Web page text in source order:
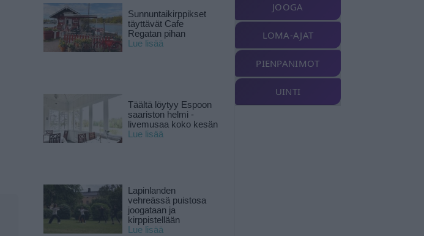
Sunnuntaikirppikset
täyttävät Cafe
Regatan pihan
Lue lisää
Täältä löytyy Espoon
saariston helmi -
livemusaa koko kesän
Lue lisää
Lapinlanden
vehreässä puistosa
joogataan ja
kirppistellään
Lue lisää
JOOGA
LOMA-AJAT
PIENPANIMOT
UINTI